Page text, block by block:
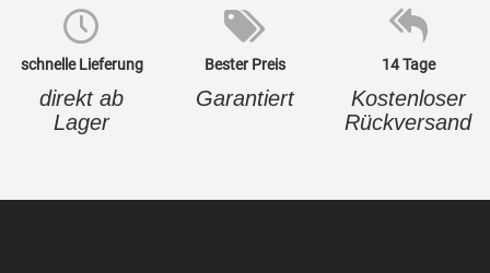
schnelle Lieferung
direkt ab
Lager
Bester Preis
Garantiert
14 Tage
Kostenloser
Rückversand